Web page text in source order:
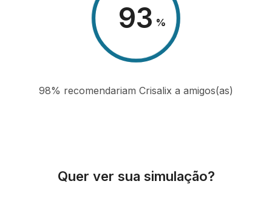
98 %
98% recomendariam Crisalix a amigos(as)
Quer ver sua simulação?